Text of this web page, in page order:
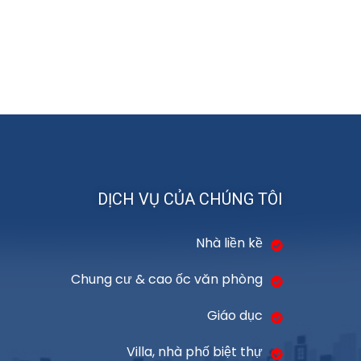
DỊCH VỤ CỦA CHÚNG TÔI
Nhà liền kề
Chung cư & cao ốc văn phòng
Giáo dục
Villa, nhà phố biệt thự